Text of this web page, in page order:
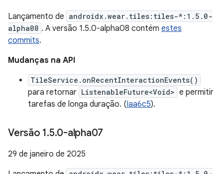
Lançamento de androidx.wear.tiles:tiles-*:1.5.0-
alpha08 . A versão 1.5.0-alpha08 contém estes
commits.
Mudanças na API
TileService.onRecentInteractionEvents()
para retornar ListenableFuture<Void> e permitir
tarefas de longa duração. (Iaa6c5).
Versão 1.5.0-alpha07
29 de janeiro de 2025